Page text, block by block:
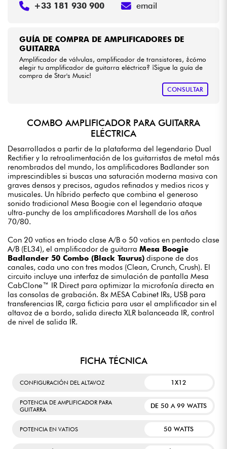
GUÍA DE COMPRA DE AMPLIFICADORES DE
GUITARRA
Amplificador de válvulas, amplificador de transistores, ¿cómo
elegir tu amplificador de guitarra eléctrica? ¡Sigue la guía de
compra de Star's Music!
CONSULTAR
+33 181 930 900 email
COMBO AMPLIFICADOR PARA GUITARRA
ELÉCTRICA
Desarrollados a partir de la plataforma del legendario Dual
Rectifier y la retroalimentación de los guitarristas de metal más
renombrados del mundo, los amplificadores Badlander son
imprescindibles si buscas una saturación moderna masiva con
graves densos y precisos, agudos refinados y medios ricos y
musicales. Un híbrido perfecto que combina el generoso
sonido tradicional Mesa Boogie con el legendario ataque
ultra-punchy de los amplificadores Marshall de los años
70/80.
Con 20 vatios en triodo clase A/B o 50 vatios en pentodo clase
A/B (EL34), el amplificador de guitarra Mesa Boogie
Badlander 50 Combo (Black Taurus) dispone de dos
canales, cada uno con tres modos (Clean, Crunch, Crush). El
circuito incluye una interfaz de simulación de pantalla Mesa
CabClone™ IR Direct para optimizar la microfonía directa en
las consolas de grabación. 8x MESA Cabinet IRs, USB para
transferencias IR, carga ficticia para usar el amplificador sin el
altavoz de a bordo, salida directa XLR balanceada IR, control
de nivel de salida IR.
FICHA TÉCNICA
CONFIGURACIÓN DEL ALTAVOZ 1X12
POTENCIA DE AMPLIFICADOR PARA
GUITARRA
DE 50 A 99 WATTS
POTENCIA EN VATIOS 50 WATTS